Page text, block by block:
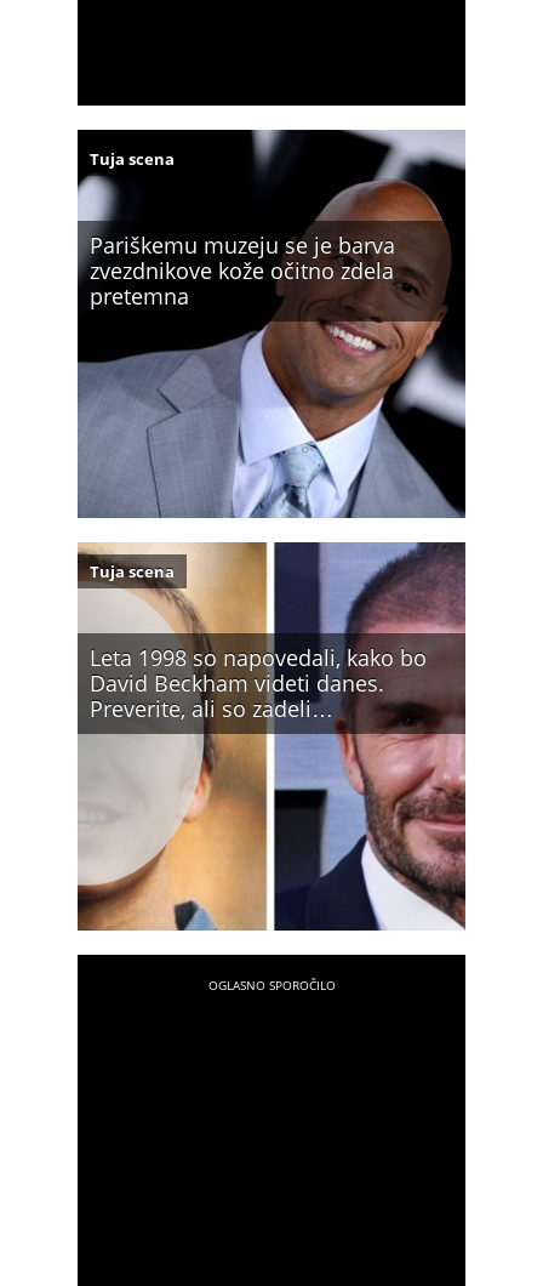
Pariškemu muzeju se je barva
zvezdnikove kože očitno zdela
pretemna
Tuja scena
Leta 1998 so napovedali, kako bo
David Beckham videti danes.
Preverite, ali so zadeli…
Tuja scena